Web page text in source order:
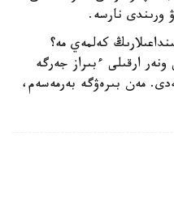
ورىندى نارسە.
كەلمەي مە؟
ارقىلى ءبىراز جەرگە
مەن بىرەۋگە بەرمەسەم،